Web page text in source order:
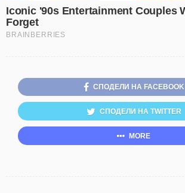
СПОДЕЛИ НА FACEBOOK
СПОДЕЛИ НА TWITTER
MORE